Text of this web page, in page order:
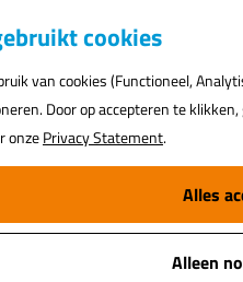
cookies
van cookies (Functioneel,
Door op accepteren te
onzePrivacy Statement.
Alles
Alleen